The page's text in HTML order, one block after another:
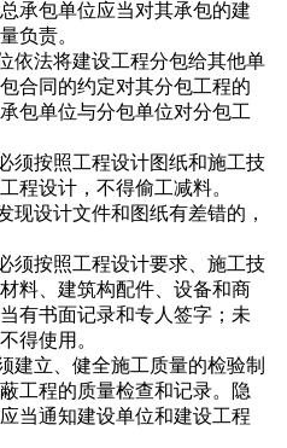
承包单位应当对其承包的建
负责。
法将建设工程分包给其他单
合同的约定对其分包工程的
包单位与分包单位对分包工
按照工程设计图纸和施工技
程设计，不得偷工减料。
现设计文件和图纸有差错的，
按照工程设计要求、施工技
料、建筑构配件、设备和商
有书面记录和专人签字；未
得使用。
立、健全施工质量的检验制
工程的质量检查和记录。隐
当通知建设单位和建设工程